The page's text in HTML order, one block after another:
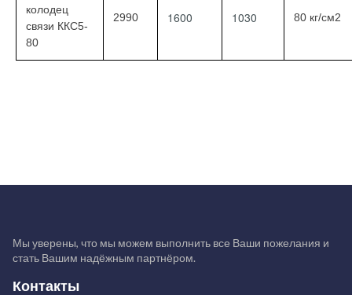
колодец
связи ККС5-
80
2990 1600 1030 80 кг/см2
Мы уверены, что мы можем выполнить все Ваши пожелания и
стать Вашим надёжным партнёром.
Контакты